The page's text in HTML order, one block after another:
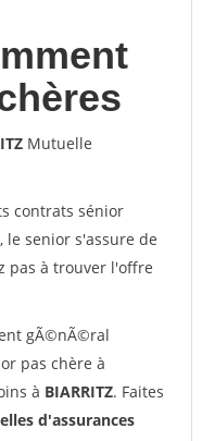
Mutuelle
contrats sénior
senior s'assure de
pas à trouver l'offre
gÃ©nÃ©ral
pas chère à
à BIARRITZ. Faites
d'assurances